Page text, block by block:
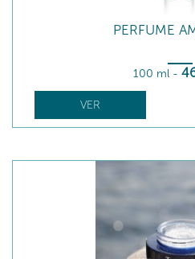
PERFUME
100 ml -
VER